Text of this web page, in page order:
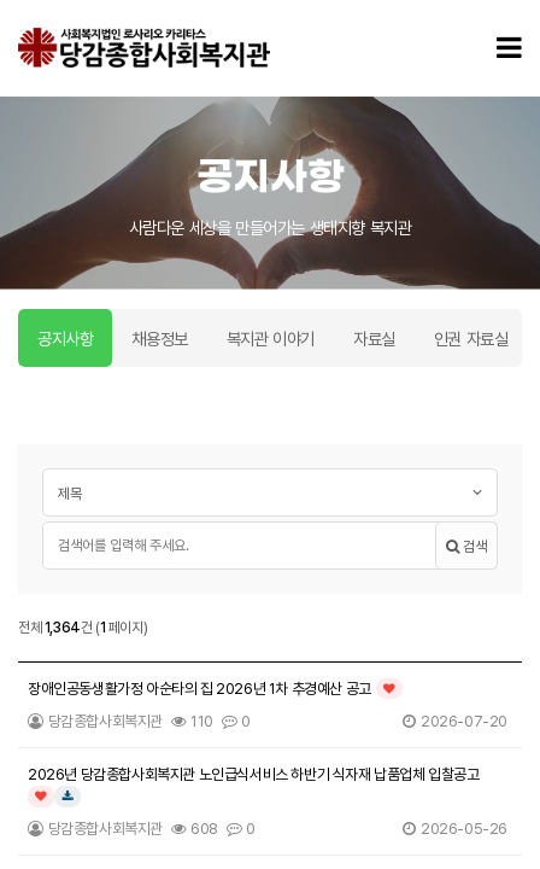
공지사항
사람다운 세상을 만들어가는 생태지향 복지관
공지사항 채용정보 복지관 이야기 자료실 인권 자료실
검색
공지사항
전체 1,364건 (1 페이지)
장애인공동생활가정 아순타의 집 2026년 1차 추경예산 공고
인기글
당감종합사회복지관 110 0 2026-07-20
2026년 당감종합사회복지관 노인급식서비스 하반기 식자재 납품업체 입찰공고
인기글다운로드
당감종합사회복지관 608 0 2026-05-26